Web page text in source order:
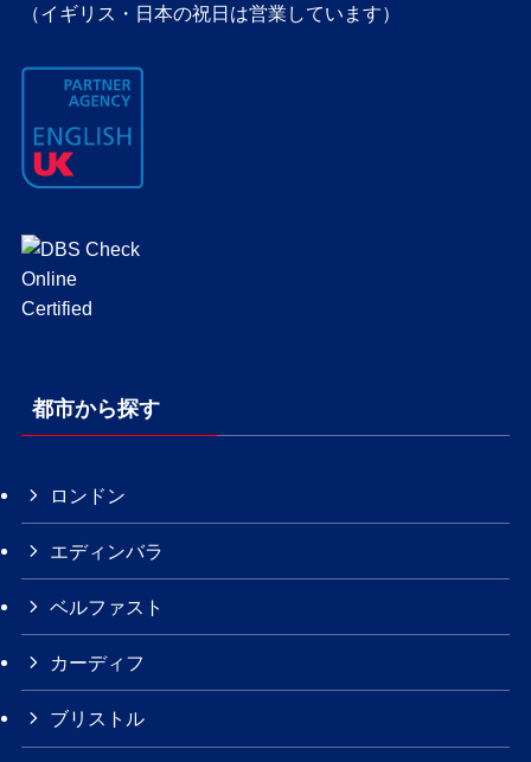
（イギリス・日本の祝日は営業しています）
都市から探す
ロンドン
エディンバラ
ベルファスト
カーディフ
ブリストル